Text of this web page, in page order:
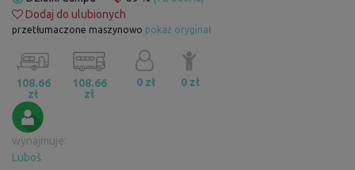
Dodaj do ulubionych
przetłumaczone maszynowo pokaż oryginał
108.66
zł
108.66
zł
0 zł 0 zł
wynajmuje:
Luboš